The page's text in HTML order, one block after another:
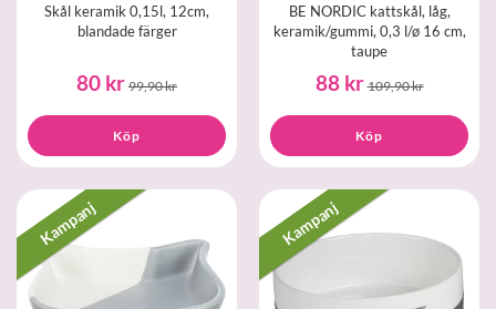
Skål keramik 0,15l, 12cm,
blandade färger
80 kr 99,90 kr
Köp
BE NORDIC kattskål, låg,
keramik/gummi, 0,3 l/ø 16 cm,
taupe
88 kr 109,90 kr
Köp
Kampanj Kampanj